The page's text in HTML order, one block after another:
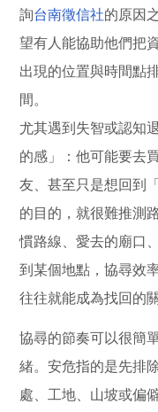
詢台南徵信社的原因
望有人能協助他們把
出現的位置與時間點
間。
尤其遇到失智或認知
的感」：他可能要去
友、甚至只是想回到
的目的，就很難推測
慣路線、愛去的廟口
到某個地點，協尋效
往往就能成為找回的關
協尋的節奏可以很簡
緒。安危指的是先排
處、工地、山坡或偏